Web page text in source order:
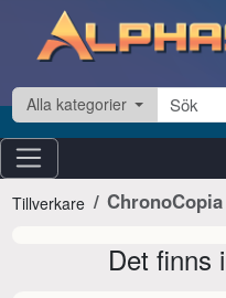
Hoppa till innehåll
Alla kategorier
Tillverkare ChronoCopia
Det finns